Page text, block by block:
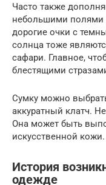
Часто также
небольшими полями
дорогие очки с
солнца тоже
сафари. Главное,
блестящими
Сумку можно
аккуратный клатч.
Она может быть
искусственной кожи.
История
одежде